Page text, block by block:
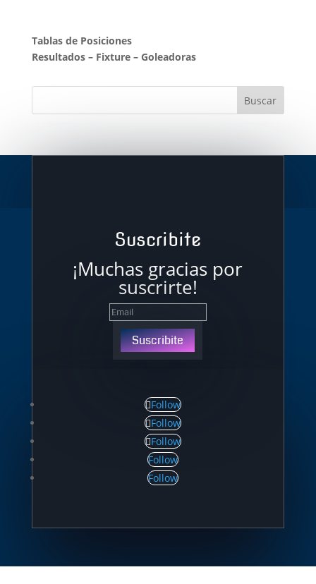
Tablas de Posiciones
Resultados– Fixture– Goleadoras
Suscribite
¡Muchas gracias por
suscrirte!
Suscribite
Follow
Follow
Follow
Follow
Follow